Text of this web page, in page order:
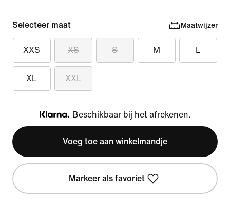
Selecteer maat Maatwijzer
XXS XS S M L
XL XXL
Klarna
Beschikbaar bij het afrekenen.
Voeg toe aan winkelmandje
Markeer als favoriet